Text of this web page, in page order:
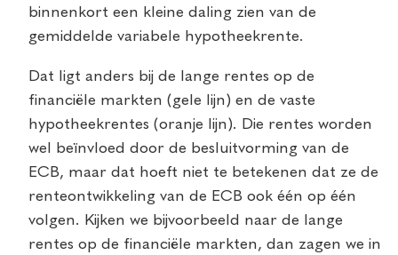
binnenkort een kleine daling zien van de
gemiddelde variabele hypotheekrente.
Dat ligt anders bij de lange rentes op de
financiële markten (gele lijn) en de vaste
hypotheekrentes (oranje lijn). Die rentes worden
wel beïnvloed door de besluitvorming van de
ECB, maar dat hoeft niet te betekenen dat ze de
renteontwikkeling van de ECB ook één op één
volgen. Kijken we bijvoorbeeld naar de lange
rentes op de financiële markten, dan zagen we in